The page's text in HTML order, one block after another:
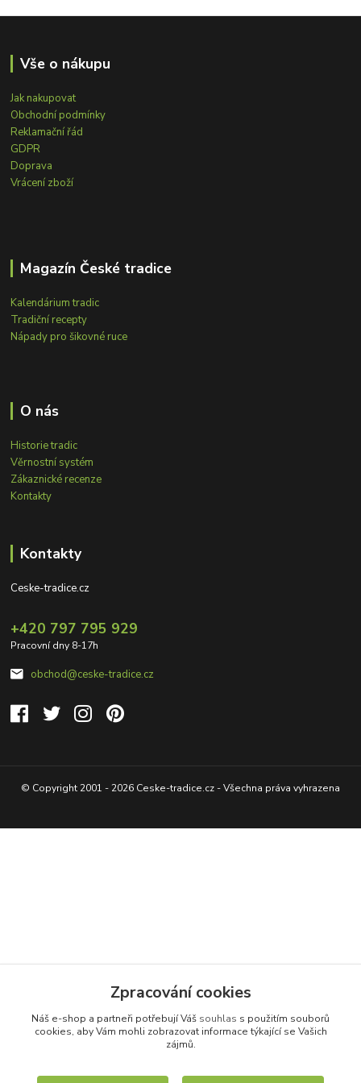
Vše o nákupu
Jak nakupovat
Obchodní podmínky
Reklamační řád
GDPR
Doprava
Vrácení zboží
Magazín České tradice
Kalendárium tradic
Tradiční recepty
Nápady pro šikovné ruce
O nás
Historie tradic
Věrnostní systém
Zákaznické recenze
Kontakty
Kontakty
Ceske-tradice.cz
+420 797 795 929
Pracovní dny 8-17h
obchod@ceske-tradice.cz
© Copyright 2001 - 2026 Ceske-tradice.cz - Všechna práva vyhrazena
Zpracování cookies
Náš e-shop a partneři potřebují Váš souhlas s použitím souborů
cookies, aby Vám mohli zobrazovat informace týkající se Vašich
zájmů.